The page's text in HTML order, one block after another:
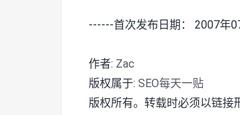
------首次发布日期： 2007年
作者: Zac
版权属于: SEO每天一贴
版权所有。转载时必须以链接